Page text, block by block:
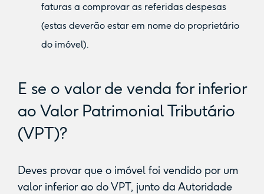
faturas a comprovar as referidas despesas
(estas deverão estar em nome do proprietário
do imóvel).
E se o valor de venda for inferior
ao Valor Patrimonial Tributário
(VPT)?
Deves provar que o imóvel foi vendido por um
valor inferior ao do VPT, junto da Autoridade